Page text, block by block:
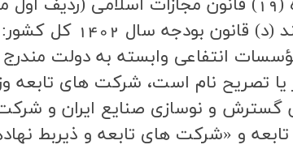
مي شوند.
تبصره (2)
انتفاعي وابسته به دولت
يا تصريح نام است، شركت هاي تابعه
گسترش و نوسازي صنايع ايران و
و «شركت هاي تابعه و ذيربط